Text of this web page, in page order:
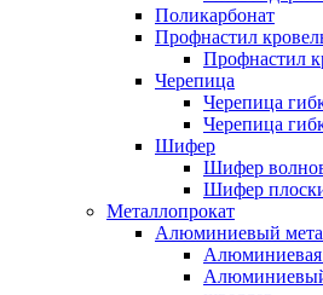
Поликарбонат
Профнастил
Профнастил
Черепица
Черепица
Черепица
Шифер
Шифер
Шифер
Металлопрокат
Алюминиевый
Алюминиевая